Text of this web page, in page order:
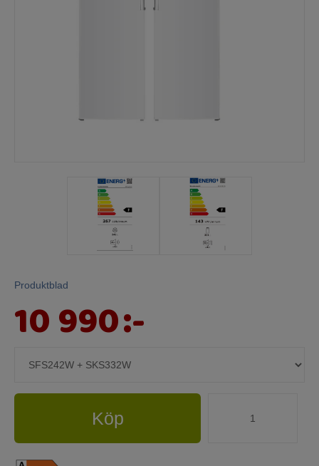
Produktblad
10 990:-
Köp